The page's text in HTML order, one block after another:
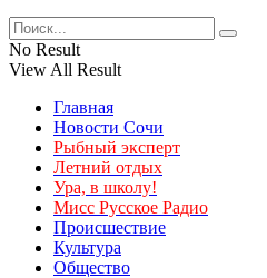
No Result
View All Result
Главная
Новости Сочи
Рыбный эксперт
Летний отдых
Ура, в школу!
Мисс Русское Радио
Происшествие
Культура
Общество